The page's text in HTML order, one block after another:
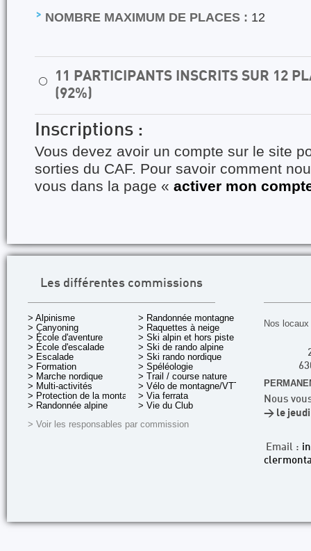
NOMBRE MAXIMUM DE PLACES : 12
⚪
11 PARTICIPANTS INSCRITS SUR 12
(92%)
Inscriptions :
Vous devez avoir un compte sur le site
sorties du CAF. Pour savoir comment
vous dans la page « activer mon
Les différentes commissions
> Alpinisme
> Canyoning
> École d'aventure
> École d'escalade
> Escalade
> Formation
> Marche nordique
> Multi-activités
> Protection de la montagne
> Randonnée alpine
> Randonnée montagne
> Raquettes à neige
> Ski alpin et hors piste
> Ski de rando alpine
> Ski rando nordique
> Spéléologie
> Trail / course nature
> Vélo de montagne/VTT
> Via ferrata
> Vie du Club
> Voir les responsables par commission
Nos
Nous
> le jeudi
Email :